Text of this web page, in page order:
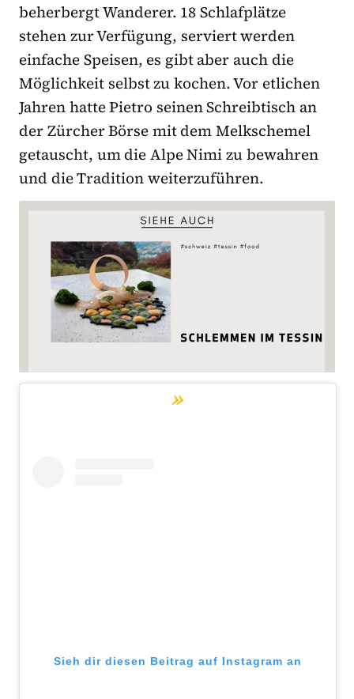
beherbergt Wanderer. 18 Schlafplätze
stehen zur Verfügung, serviert werden
einfache Speisen, es gibt aber auch die
Möglichkeit selbst zu kochen. Vor etlichen
Jahren hatte Pietro seinen Schreibtisch an
der Zürcher Börse mit dem Melkschemel
getauscht, um die Alpe Nimi zu bewahren
und die Tradition weiterzuführen.
Sieh dir diesen Beitrag auf Instagram an